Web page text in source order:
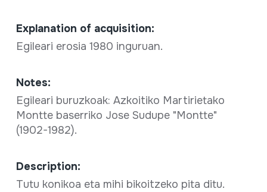
Explanation of acquisition:
Egileari erosia 1980 inguruan.
Notes:
Egileari buruzkoak: Azkoitiko Martirietako
Montte baserriko Jose Sudupe "Montte"
(1902-1982).
Description:
Tutu konikoa eta mihi bikoitzeko pita ditu.